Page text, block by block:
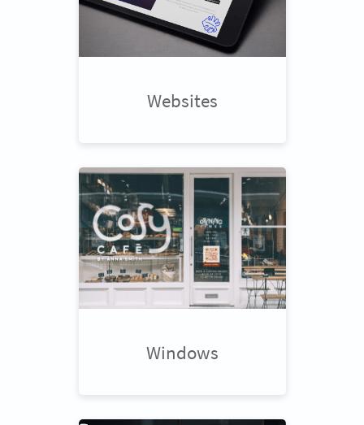
Websites
Windows